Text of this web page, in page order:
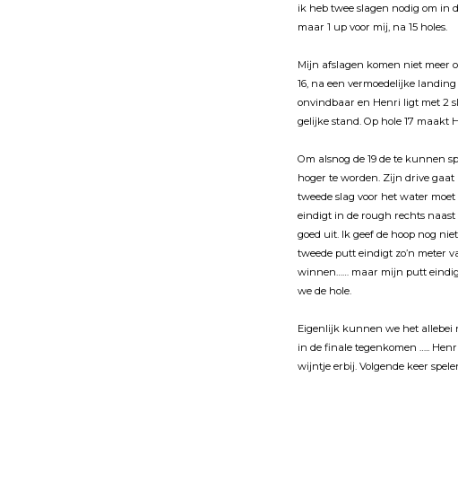
ik heb twee slagen nodig om in
maar 1 up voor mĳ, na 15 holes.
Mĳn afslagen komen niet meer
16, na een vermoedelĳke
onvindbaar en Henri ligt met 2
gelĳke stand. Op hole 17 maakt
Om alsnog de 19 de te kunnen
hoger te worden. Zĳn drive
tweede slag voor het water
eindigt in de rough rechts naast
goed uit. Ik geef de hoop nog
tweede putt eindigt zo’n meter
winnen…… maar mĳn putt
we de hole.
Eigenlĳk kunnen we het allebei
in de finale tegenkomen …..
wĳntje erbĳ. Volgende keer